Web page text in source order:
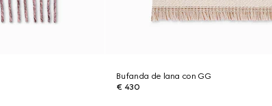
Bufanda de lana con GG
€ 430